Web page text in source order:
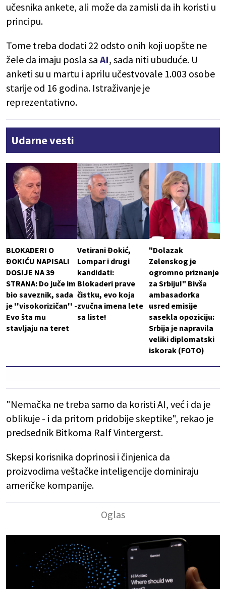
učesnika ankete, ali može da zamisli da ih koristi u
principu.
Tome treba dodati 22 odsto onih koji uopšte ne
žele da imaju posla sa AI, sada niti ubuduće. U
anketi su u martu i aprilu učestvovale 1.003 osobe
starije od 16 godina. Istraživanje je
reprezentativno.
Udarne vesti
BLOKADERI O
ĐOKIĆU NAPISALI
DOSIJE NA 39
STRANA: Do juče im
bio saveznik, sada
je ''visokorizičan'' -
Evo šta mu
stavljaju na teret
Vetirani Đokić,
Lompar i drugi
kandidati:
Blokaderi prave
čistku, evo koja
zvučna imena lete
sa liste!
"Dolazak
Zelenskog je
ogromno priznanje
za Srbiju!" Bivša
ambasadorka
usred emisije
sasekla opoziciju:
Srbija je napravila
veliki diplomatski
iskorak (FOTO)
"Nemačka ne treba samo da koristi AI, već i da je
oblikuje - i da pritom pridobije skeptike", rekao je
predsednik Bitkoma Ralf Vintergerst.
Skepsi korisnika doprinosi i činjenica da
proizvodima veštačke inteligencije dominiraju
američke kompanije.